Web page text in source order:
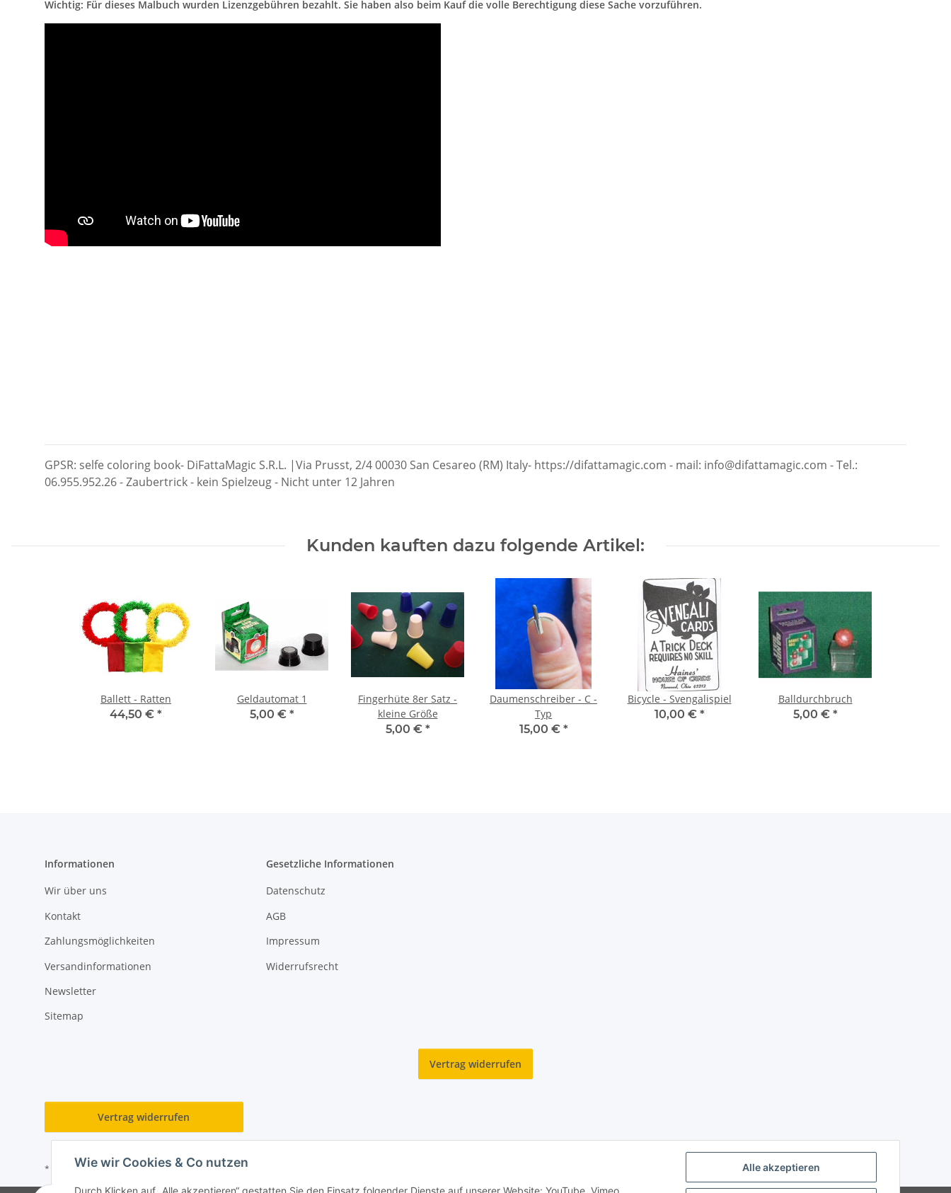
Alle akzeptieren
Wie wir Cookies & Co nutzen
Wichtig: Für dieses Malbuch wurden Lizenzgebühren bezahlt. Sie haben also beim Kauf die volle Berechtigung diese Sache vorzuführen.
GPSR: selfe coloring book- DiFattaMagic S.R.L. |Via Prusst, 2/4 00030 San Cesareo (RM) Italy- https://difattamagic.com - mail: info@difattamagic.com - Tel.:
06.955.952.26 - Zaubertrick - kein Spielzeug - Nicht unter 12 Jahren
Kunden kauften dazu folgende Artikel:
Ballett - Ratten
44,50 € *
Geldautomat 1
5,00 € *
Fingerhüte 8er Satz -
kleine Größe
5,00 € *
Daumenschreiber - C -
Typ
15,00 € *
Bicycle - Svengalispiel
10,00 € *
Balldurchbruch
5,00 € *
Informationen
Wir über uns
Kontakt
Zahlungsmöglichkeiten
Versandinformationen
Newsletter
Sitemap
Gesetzliche Informationen
Datenschutz
AGB
Impressum
Widerrufsrecht
Vertrag widerrufen
Vertrag widerrufen
* Alle Preise inkl. gesetzlicher USt., zzgl. Versand